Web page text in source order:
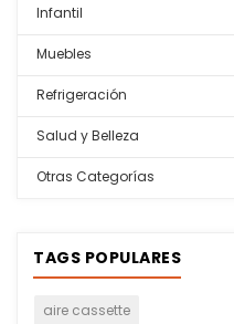
Infantil
Muebles
Refrigeración
Salud y Belleza
Otras Categorías
TAGS POPULARES
aire cassette